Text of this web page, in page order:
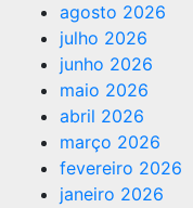
agosto 2026
julho 2026
junho 2026
maio 2026
abril 2026
março 2026
fevereiro 2026
janeiro 2026